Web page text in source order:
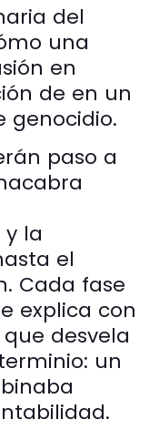
del
una
en
de en un
genocidio.
paso a
la
el
Cada fase
explica con
desvela
un